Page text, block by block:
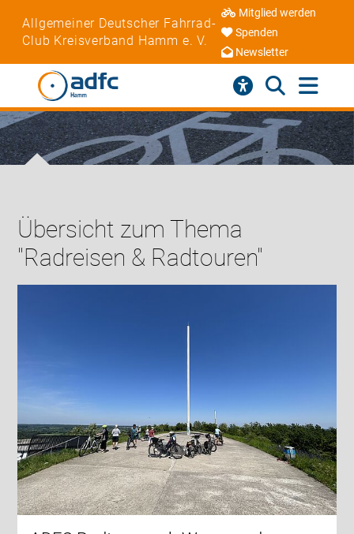
Allgemeiner Deutscher Fahrrad-
Club Kreisverband Hamm e. V.
Mitglied werden
Spenden
Newsletter
Übersicht zum Thema
"Radreisen & Radtouren"